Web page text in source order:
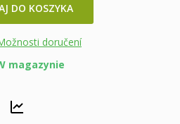
DO KOSZYKA
doručení
magazynie